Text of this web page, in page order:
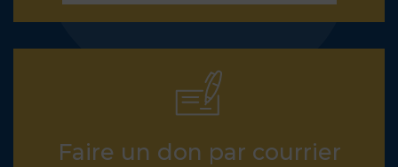
Faire un don par courrier